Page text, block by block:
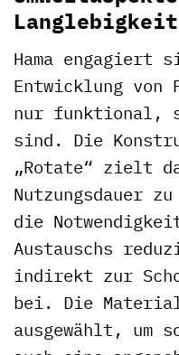
Langlebigkeit
Hama engagiert
Entwicklung
nur funktional,
sind. Die
„Rotate“ zielt
Nutzungsdauer
die
Austauschs
indirekt zur
bei. Die
ausgewählt, um